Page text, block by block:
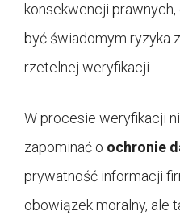
konsekwencji
być świadomym ryzyka
rzetelnej weryfikacji.
W procesie weryfikacji
zapominać o ochronie
prywatność informacji
obowiązek moralny, ale